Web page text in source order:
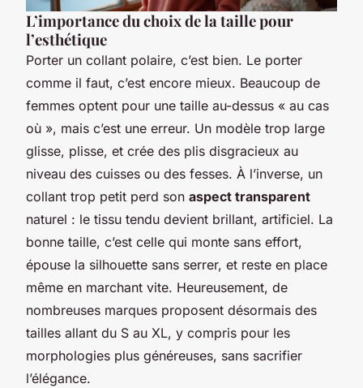
L’importance du choix de la taille pour
l’esthétique
Porter un collant polaire, c’est bien. Le porter
comme il faut, c’est encore mieux. Beaucoup de
femmes optent pour une taille au-dessus « au cas
où », mais c’est une erreur. Un modèle trop large
glisse, plisse, et crée des plis disgracieux au
niveau des cuisses ou des fesses. À l’inverse, un
collant trop petit perd son aspect transparent
naturel : le tissu tendu devient brillant, artificiel. La
bonne taille, c’est celle qui monte sans effort,
épouse la silhouette sans serrer, et reste en place
même en marchant vite. Heureusement, de
nombreuses marques proposent désormais des
tailles allant du S au XL, y compris pour les
morphologies plus généreuses, sans sacrifier
l’élégance.